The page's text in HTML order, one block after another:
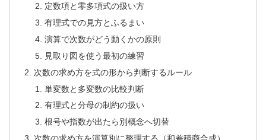
定数項と零多項式の扱い方
有理式での見方とふるまい
演算で次数がどう動くかの原則
見取り図を使う最初の練習
次数の求め方を式の形から判断するルール
単変数と多変数の比較判断
有理式と分母の制約の扱い
根号や指数が出たら別概念へ切替